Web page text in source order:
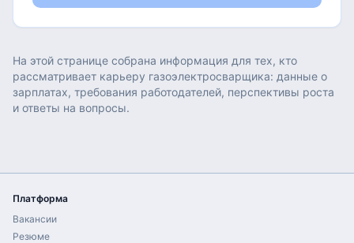
На этой странице собрана информация для тех, кто
рассматривает карьеру газоэлектросварщика: данные о
зарплатах, требования работодателей, перспективы роста
и ответы на вопросы.
Платформа
Вакансии
Резюме